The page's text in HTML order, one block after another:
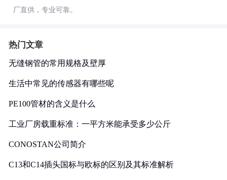
厂直供，专业可靠。
热门文章
无缝钢管的常用规格及壁厚
生活中常见的传感器有哪些呢
PE100管材的含义是什么
工业厂房载重标准：一平方米能承受多少公斤
CONOSTAN公司简介
C13和C14插头国标与欧标的区别及其标准解析